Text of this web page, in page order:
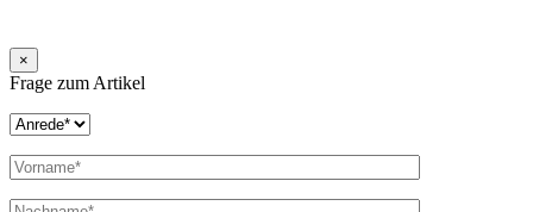
×
Frage zum Artikel